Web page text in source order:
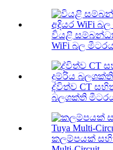
වියළි
WiFi බල
ද්විත්ව CT
බලශක්ති
කලම්පයක්